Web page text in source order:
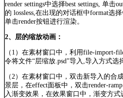
render settings中选择best settings, 单击
的 lossless,在出现的对话框中format选
单击render按钮进行渲染。
2、层的缩放动画：
（1）在素材窗口中，利用file-import-
令将文件“层缩放.psd”导入,导入方式选
（2）在素材窗口中，双击新导入的合
景层，在effect面板中，双击render-
入渐变效果，在效果窗口中，渐变方式